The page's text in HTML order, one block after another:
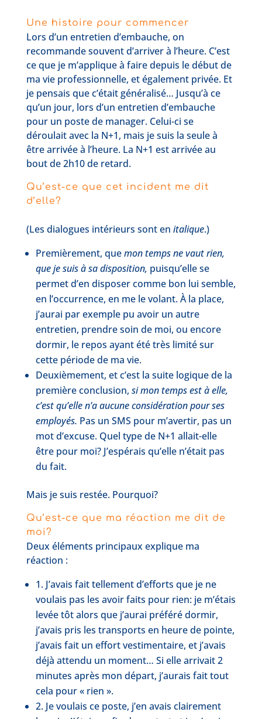
Une histoire pour commencer
Lors d’un entretien d’embauche, on
recommande souvent d’arriver à l’heure. C’est
ce que je m’applique à faire depuis le début de
ma vie professionnelle, et également privée. Et
je pensais que c’était généralisé… Jusqu’à ce
qu’un jour, lors d’un entretien d’embauche
pour un poste de manager. Celui-ci se
déroulait avec la N+1, mais je suis la seule à
être arrivée à l’heure. La N+1 est arrivée au
bout de 2h10 de retard.
Qu’est-ce que cet incident me dit
d’elle?
(Les dialogues intérieurs sont en italique.)
Premièrement, quemon temps ne vaut rien,
que je suis à sa disposition, puisqu’elle se
permet d’en disposer comme bon lui semble,
en l’occurrence, en me le volant. À la place,
j’aurai par exemple pu avoir un autre
entretien, prendre soin de moi, ou encore
dormir, le repos ayant été très limité sur
cette période de ma vie.
Deuxièmement, et c’est la suite logique de la
première conclusion, si mon temps est à elle,
c’est qu’elle n’a aucune considération pour ses
employés. Pas un SMS pour m’avertir, pas un
mot d’excuse. Quel type de N+1 allait-elle
être pour moi? J’espérais qu’elle n’était pas
du fait.
Mais je suis restée. Pourquoi?
Qu’est-ce que ma réaction me dit de
moi?
Deux éléments principaux explique ma
réaction :
1. J’avais fait tellement d’efforts que je ne
voulais pas les avoir faits pour rien: je m’étais
levée tôt alors que j’aurai préféré dormir,
j’avais pris les transports en heure de pointe,
j’avais fait un effort vestimentaire, et j’avais
déjà attendu un moment… Si elle arrivait 2
minutes après mon départ, j’aurais fait tout
cela pour « rien ».
2. Je voulais ce poste, j’en avais clairement